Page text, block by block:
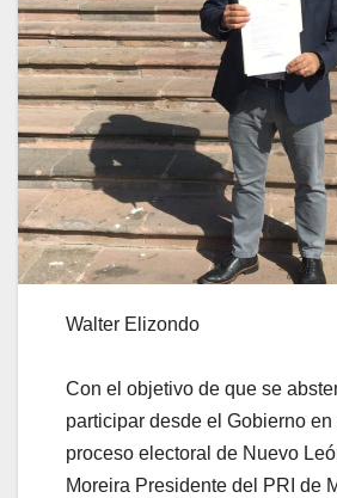
Walter Elizondo
Con el objetivo de que se
participar desde el Gobierno
proceso electoral de Nuevo
Moreira Presidente del PRI de